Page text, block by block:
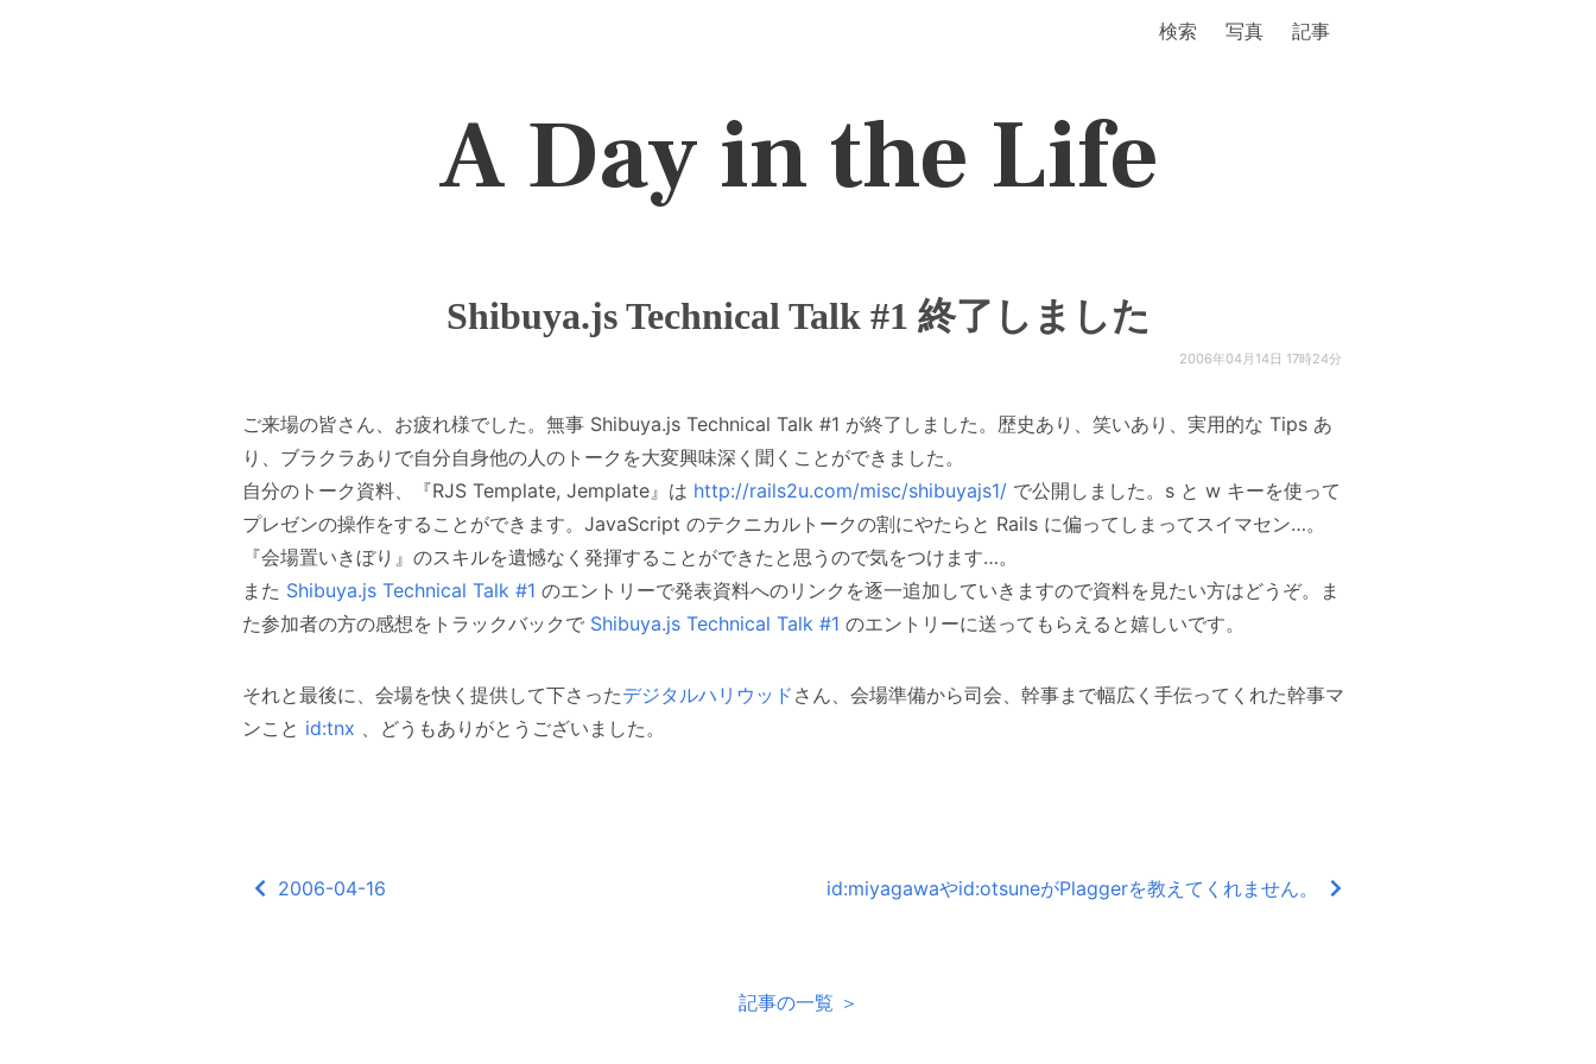
検索 写真 記事
A Day in the Life
Shibuya.js Technical Talk #1 終了しました
2006年04月14日 17時24分
ご来場の皆さん、お疲れ様でした。無事 Shibuya.js Technical Talk #1 が終了しました。歴史あり、笑いあり、実用的な Tips あ
り、ブラクラありで自分自身他の人のトークを大変興味深く聞くことができました。
自分のトーク資料、『RJS Template, Jemplate』は http://rails2u.com/misc/shibuyajs1/ で公開しました。s と w キーを使って
プレゼンの操作をすることができます。JavaScript のテクニカルトークの割にやたらと Rails に偏ってしまってスイマセン…。
『会場置いきぼり』のスキルを遺憾なく発揮することができたと思うので気をつけます…。
また Shibuya.js Technical Talk #1 のエントリーで発表資料へのリンクを逐一追加していきますので資料を見たい方はどうぞ。ま
た参加者の方の感想をトラックバックで Shibuya.js Technical Talk #1 のエントリーに送ってもらえると嬉しいです。
それと最後に、会場を快く提供して下さったデジタルハリウッド さん、会場準備から司会、幹事まで幅広く手伝ってくれた幹事マ
ンこと id:tnx 、どうもありがとうございました。
2006-04-16 id:miyagawaやid:otsuneがPlaggerを教えてくれません。
記事の一覧 ＞